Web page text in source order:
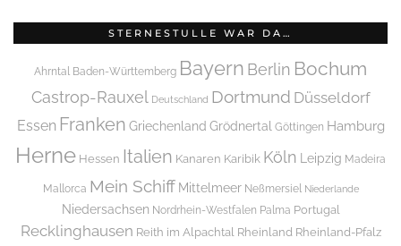
STERNESTULLE WAR DA…
Ahrntal Baden-Württemberg Bayern Berlin Bochum
Castrop-Rauxel Deutschland Dortmund Düsseldorf
Essen Franken Griechenland Grödnertal Göttingen Hamburg
Herne Hessen Italien Kanaren Karibik Köln Leipzig Madeira
Mallorca Mein Schiff Mittelmeer Neßmersiel Niederlande
Niedersachsen Nordrhein-Westfalen Palma Portugal
Recklinghausen Reith im Alpachtal Rheinland Rheinland-Pfalz